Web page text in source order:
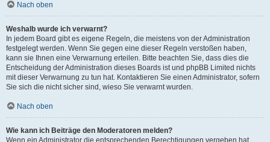
Nach oben
Weshalb wurde ich verwarnt?
In jedem Board gibt es eigene Regeln, die meistens von der Administration
festgelegt werden. Wenn Sie gegen eine dieser Regeln verstoßen haben,
kann sie Ihnen eine Verwarnung erteilen. Bitte beachten Sie, dass dies die
Entscheidung der Administration dieses Boards ist und phpBB Limited nichts
mit dieser Verwarnung zu tun hat. Kontaktieren Sie einen Administrator, sofern
Sie sich die nicht sicher sind, wieso Sie verwarnt wurden.
Nach oben
Wie kann ich Beiträge den Moderatoren melden?
Wenn ein Administrator die entsprechenden Berechtigungen vergeben hat,